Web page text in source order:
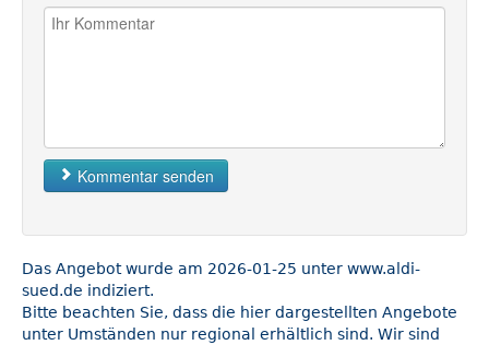
Kommentar senden
Das Angebot wurde am 2026-01-25 unter www.aldi-
sued.de indiziert.
Bitte beachten Sie, dass die hier dargestellten Angebote
unter Umständen nur regional erhältlich sind. Wir sind